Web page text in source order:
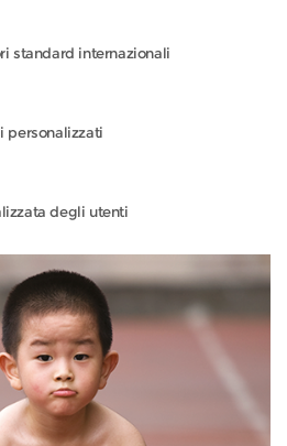
standard internazionali
personalizzati
degli utenti